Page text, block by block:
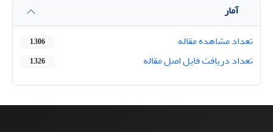
آمار
تعداد مشاهده مقاله
1,306
تعداد دریافت فایل اصل مقاله 1,326